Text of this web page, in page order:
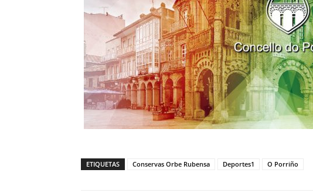
ETIQUETAS Conservas Orbe Rubensa Deportes1 O Porriño